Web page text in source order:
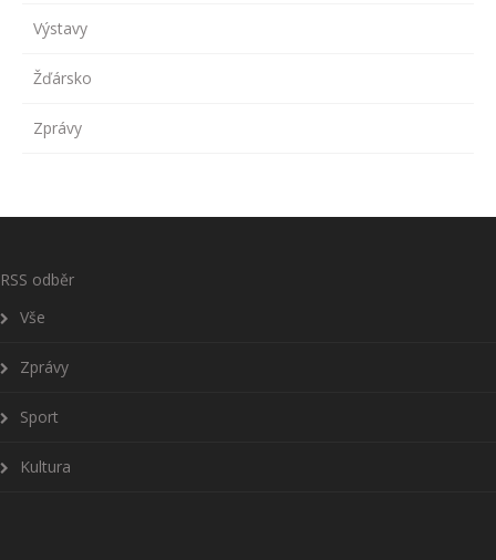
Výstavy
Žďársko
Zprávy
RSS odběr
Vše
Zprávy
Sport
Kultura